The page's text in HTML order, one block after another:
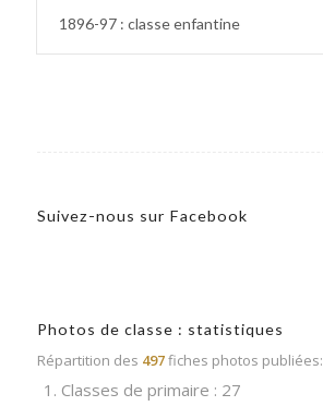
1896-97 : classe enfantine
Suivez-nous sur Facebook
Photos de classe : statistiques
Répartition des 497fiches photos publiées:
1. Classes de primaire : 27